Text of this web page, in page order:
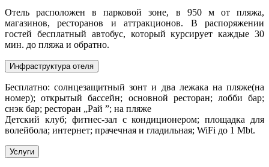
Отель расположен в парковой зоне, в 950 м от пляжа,
магазинов, ресторанов и аттракционов. В распоряжении
гостей бесплатный автобус, который курсирует каждые 30
мин. до пляжа и обратно.
Инфраструктура отеля
Бесплатно: солнцезащитный зонт и два лежака на пляже(на
номер); открытый бассейн; основной ресторан; лобби бар;
снэк бар; ресторан „Рай ”; на пляже
Детский клуб; фитнес-зал с кондиционером; площадка для
волейбола; интернет; прачечная и гладильная; WiFi до 1 Mbt.
Услуги